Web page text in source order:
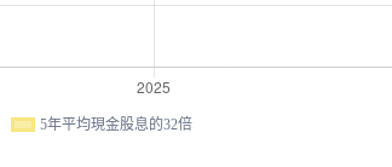
5年平均現金股息的32倍